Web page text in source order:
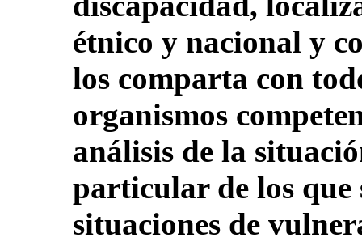
étnico y nacional y
los comparta con
organismos
análisis de la
particular de los que
situaciones de